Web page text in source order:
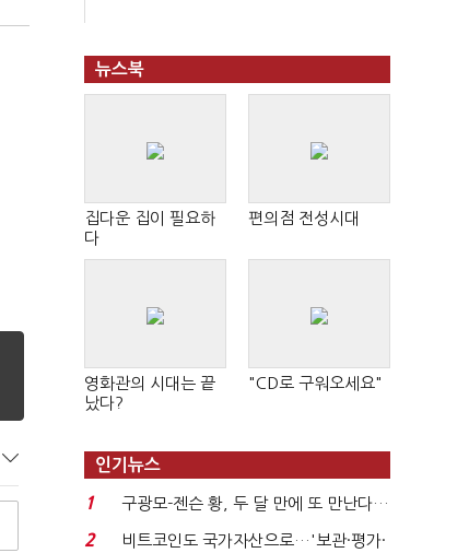
뉴스북
집다운 집이 필요하
다
편의점 전성시대
영화관의 시대는 끝
났다?
"CD로 구워오세요"
인기뉴스
1
구광모-젠슨 황, 두 달 만에 또 만난다…
로봇·AI 등 논...
2
비트코인도 국가자산으로…'보관·평가·